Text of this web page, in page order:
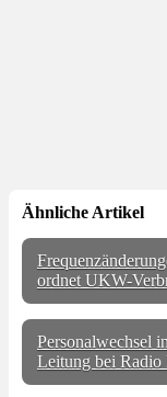
Ähnliche Artikel
ordnet UKW-
Personalwechsel
Leitung bei Radio